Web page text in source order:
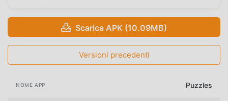
Scarica APK (10.09MB)
Versioni precedenti
NOME APP Puzzles